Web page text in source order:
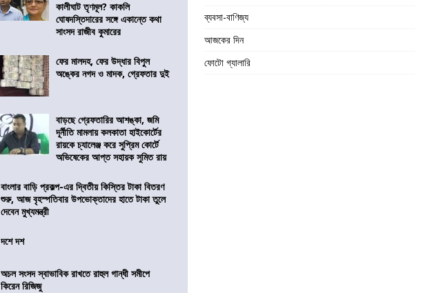
কালীঘাট তৃণমূল? কাকলি
ঘোষদস্তিদারের সঙ্গে একান্তে কথা
সাংসদ রাজীব কুমারের
ফের মালদহ, ফের উদ্ধার বিপুল
অঙ্কের নগদ ও মাদক, গ্রেফতার দুই
বাড়ছে গ্রেফতারির আশঙ্কা, জমি
দূর্নীতি মামলায় কলকাতা হাইকোর্টের
রায়কে চ্যালেঞ্জ করে সুপ্রিম কোর্টে
অভিষেকের আপ্ত সহায়ক সুমিত রায়
বাংলার বাড়ি প্রকল্প-এর দ্বিতীয় কিস্তির টাকা বিতরণ
শুরু, আজ বৃহস্পতিবার উপভোক্তাদের হাতে টাকা তুলে
দেবেন মুখ্যমন্ত্রী
দশে দশ
অচল সংসদ স্বাভাবিক রাখতে রাহুল গান্ধী সমীপে
কিরেন রিজিজু
ব্যবসা-বাণিজ্য
আজকের দিন
ফোটো গ্যালারি